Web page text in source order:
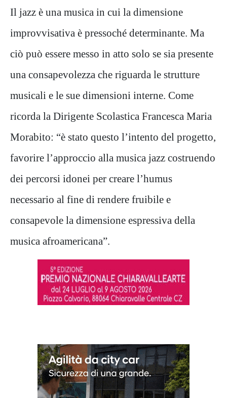
Il jazz è una musica in cui la dimensione
improvvisativa è pressoché determinante. Ma
ciò può essere messo in atto solo se sia presente
una consapevolezza che riguarda le strutture
musicali e le sue dimensioni interne. Come
ricorda la Dirigente Scolastica Francesca Maria
Morabito: “è stato questo l’intento del progetto,
favorire l’approccio alla musica jazz costruendo
dei percorsi idonei per creare l’humus
necessario al fine di rendere fruibile e
consapevole la dimensione espressiva della
musica afroamericana”.